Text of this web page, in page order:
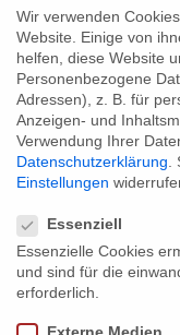
Icestorm
„Lebt wohl,
Rechtzeitig zur
erscheint unsere 6-
Wir verwenden
Website. Einige von
helfen, diese Website
Personenbezogene
Adressen), z. B. für
Anzeigen- und
Verwendung Ihrer
Datenschutzerklärung
Einstellungen
Essenziell
Essenzielle Cookies
und sind für die
erforderlich.